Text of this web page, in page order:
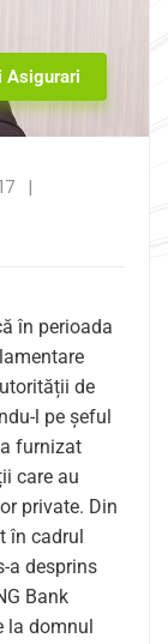
Asigurari
în perioada
de
l pe șeful
furnizat
care au
private. Din
în cadrul
a desprins
Bank
la domnul